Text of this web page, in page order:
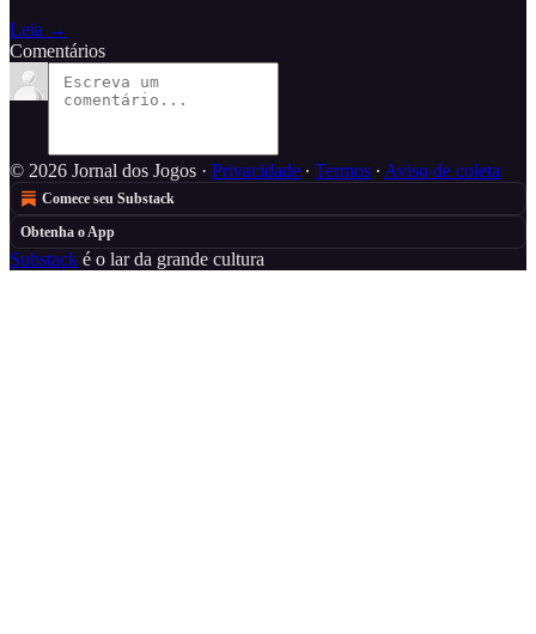
Leia →
Comentários
© 2026 Jornal dos Jogos · Privacidade ∙ Termos ∙ Aviso de coleta
Comece seu Substack
Obtenha o App
Substack é o lar da grande cultura